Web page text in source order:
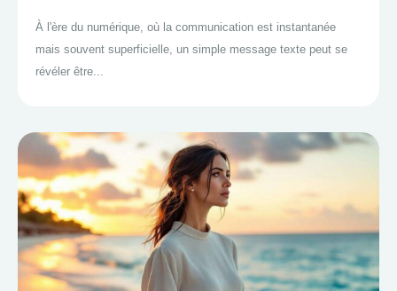
À l'ère du numérique, où la communication est instantanée
mais souvent superficielle, un simple message texte peut se
révéler être...